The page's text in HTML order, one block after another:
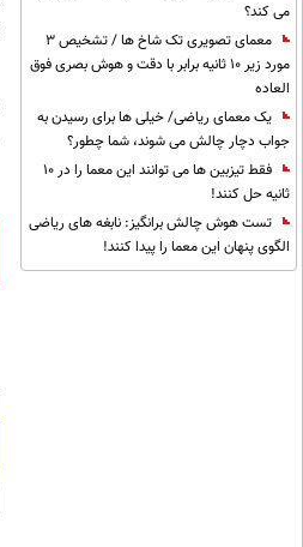
می کند؟
معمای تصویری تک شاخ ها / تشخیص 3
مورد زیر 10 ثانیه برابر با دقت و هوش بصری فوق
العاده
یک معمای ریاضی/ خیلی ها برای رسیدن به
جواب دچار چالش می شوند، شما چطور؟
فقط تیزبین ها می توانند این معما را در 10
ثانیه حل کنند!
تست هوش چالش برانگیز: نابغه های ریاضی
الگوی پنهان این معما را پیدا کنند!